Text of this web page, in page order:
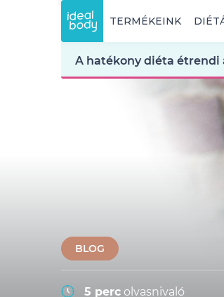
TERMÉKEINK
BLOG
A hatékony diéta étrendi
5 perc olvasnivaló